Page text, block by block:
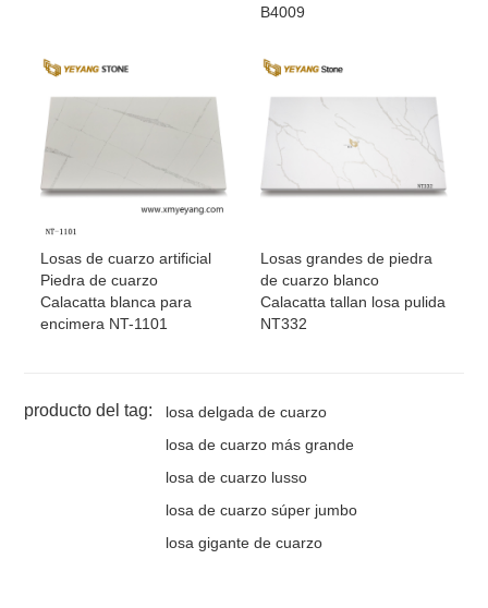
B4009
Losas de cuarzo artificial
Piedra de cuarzo
Calacatta blanca para
encimera NT-1101
Losas grandes de piedra
de cuarzo blanco
Calacatta tallan losa pulida
NT332
producto del tag:
losa delgada de cuarzo
losa de cuarzo más grande
losa de cuarzo lusso
losa de cuarzo súper jumbo
losa gigante de cuarzo